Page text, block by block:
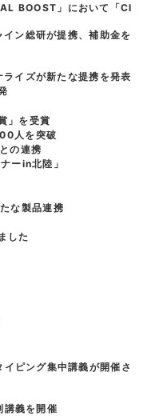
BOOST」において「Cl
ン総研が提携、補助金を
イズが新たな提携を発表
」を受賞
人を突破
の連携
ーin北陸」
な製品連携
した
ピング集中講義が開催さ
義を開催